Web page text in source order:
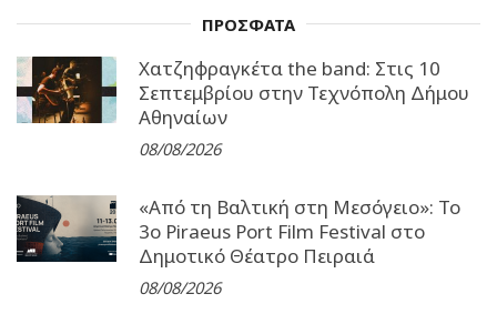
ΠΡΟΣΦΑΤΑ
Χατζηφραγκέτα the band: Στις 10
Σεπτεμβρίου στην Τεχνόπολη Δήμου
Αθηναίων
08/08/2026
«Από τη Βαλτική στη Μεσόγειο»: Το
3o Piraeus Port Film Festival στο
Δημοτικό Θέατρο Πειραιά
08/08/2026